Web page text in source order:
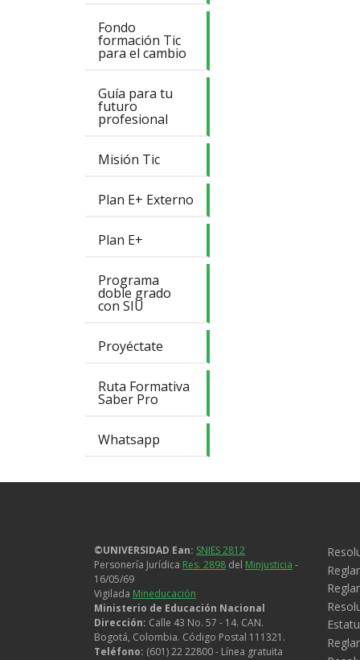
Fondo
formación Tic
para el cambio
Guía para tu
futuro
profesional
Misión Tic
Plan E+ Externo
Plan E+
Programa
doble grado
con SIU
Proyéctate
Ruta Formativa
Saber Pro
Whatsapp
©UNIVERSIDAD Ean: SNIES 2812
Personería Jurídica Res. 2898 del Minjusticia -
16/05/69
Vigilada Mineducación
Ministerio de Educación Nacional
Dirección: Calle 43 No. 57 - 14. CAN.
Bogotá, Colombia. Código Postal 111321.
Teléfono: (601) 22 22800 - Línea gratuita